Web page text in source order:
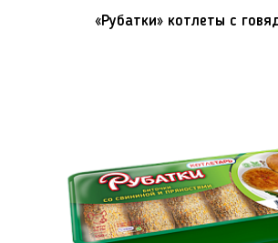
«Рубатки» котлеты с